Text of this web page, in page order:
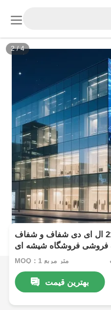
3/4
صفحه نمایش 5 ولتی 2121 ال ای دی شفاف و شفاف
فروشی فروشگاه شیشه ای
و ویترین برند لوکس
MOQ：1 متر مربع
بهترین قیمت